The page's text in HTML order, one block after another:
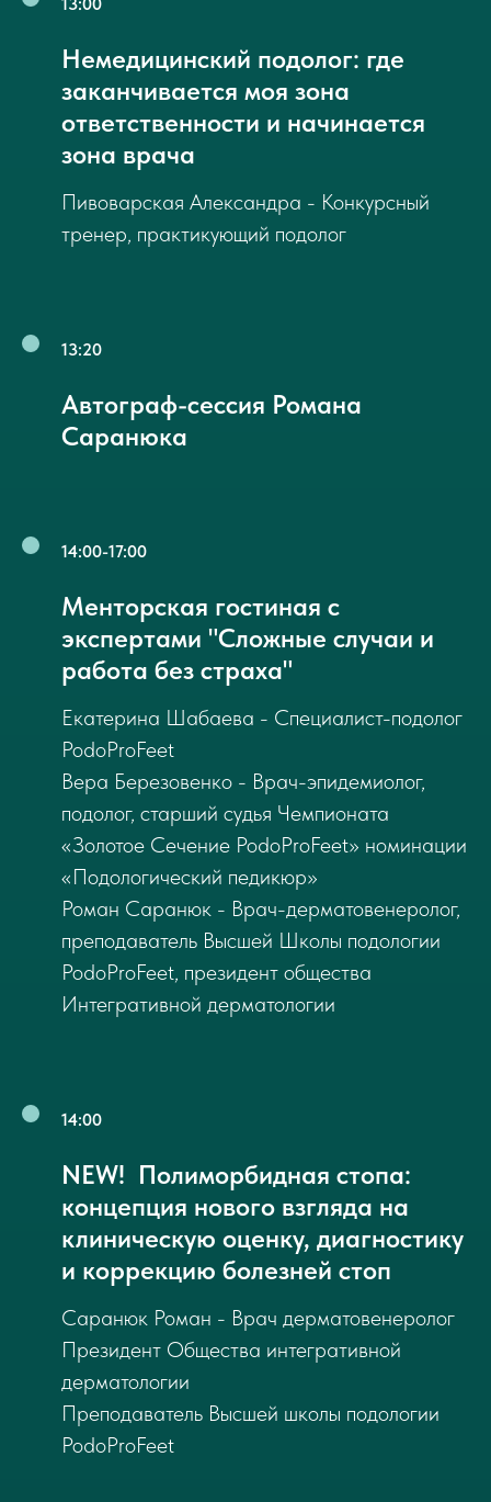
13:00
Немедицинский подолог: где
заканчивается моя зона
ответственности и начинается
зона врача
Пивоварская Александра - Конкурсный
тренер, практикующий подолог
13:20
Автограф-сессия Романа
Саранюка
14:00-17:00
Менторская гостиная с
экспертами "Сложные случаи и
работа без страха"
Екатерина Шабаева - Специалист-подолог
PodoProFeet
Вера Березовенко - Врач-эпидемиолог,
подолог, старший судья Чемпионата
«Золотое Сечение PodoProFeet» номинации
«Подологический педикюр»
Роман Саранюк - Врач-дерматовенеролог,
преподаватель Высшей Школы подологии
PodoProFeet, президент общества
Интегративной дерматологии
14:00
NEW! Полиморбидная стопа:
концепция нового взгляда на
клиническую оценку, диагностику
и коррекцию болезней стоп
Саранюк Роман - Врач дерматовенеролог
Президент Общества интегративной
дерматологии
Преподаватель Высшей школы подологии
PodoProFeet